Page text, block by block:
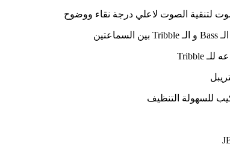
لتنقية الصوت لاعلي درجة نقاء ووضوح